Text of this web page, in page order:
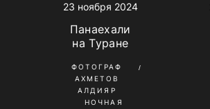
23 ноября 2024
Панаехали
на Туране
ФОТОГРАФ
АХМЕТОВ
АЛДИЯР
НОЧНАЯ